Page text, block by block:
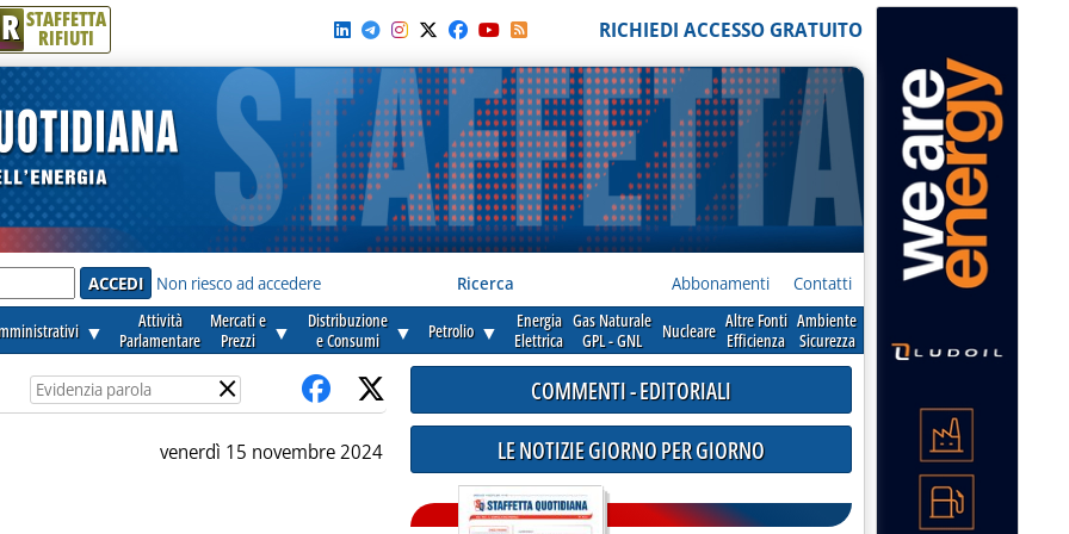
R STAFFETTA
RIFIUTI RICHIEDI ACCESSO GRATUITO
Non riesco ad accedere Ricerca Abbonamenti Contatti
▼
Attività
Parlamentare
Mercati e
Prezzi
▼
Distribuzione
e Consumi
▼ Petrolio ▼
Energia
Elettrica
Gas Naturale
GPL - GNL
Nucleare Altre Fonti
Efficienza
Ambiente
Sicurezza
×
venerdì 15 novembre 2024
COMMENTI - EDITORIALI
LE NOTIZIE GIORNO PER GIORNO